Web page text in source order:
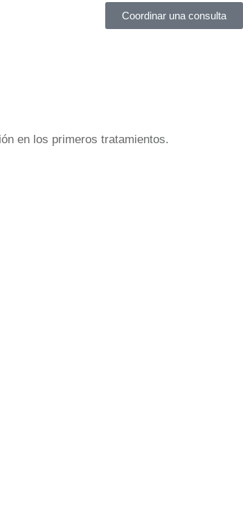
Coordinar una consulta
en los primeros tratamientos.